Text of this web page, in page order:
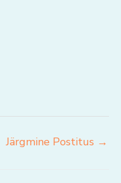
Järgmine Postitus →